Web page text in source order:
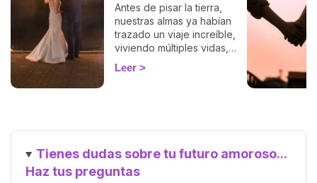
Antes de pisar la tierra,
nuestras almas ya habían
trazado un viaje increíble,
viviendo múltiples vidas,
acumulando sabiduría y
preparándose para el
profunda y única promete
crecimiento y comprensión
mutua. Pero, ¿cómo saber
Leer
Tienes dudas sobre tu futuro amoroso...
Haz tus preguntas